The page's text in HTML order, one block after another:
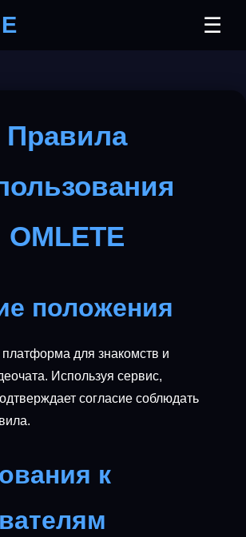
☰
Правила
OMLETE
положения
для знакомств и
Используя сервис,
согласие соблюдать
к